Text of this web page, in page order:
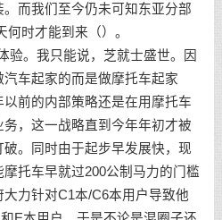
而我们至今仍未可知东亚分部
时才能到来（）。
验。我只能说，芝就士盛世。因
车起家的而是做摩托车起家
前的内部策略还是在用摩托车
，这一战略直到今年年初才被
。同时由于起步早发展快，现
托车早就过200公制马力的门槛
大力针对C1本/C6本用户导致他